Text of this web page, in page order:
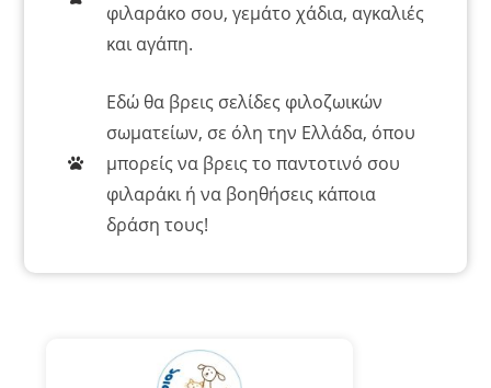
φιλαράκο σου, γεμάτο χάδια, αγκαλιές
και αγάπη.
Εδώ θα βρεις σελίδες φιλοζωικών
σωματείων, σε όλη την Ελλάδα, όπου
μπορείς να βρεις το παντοτινό σου
φιλαράκι ή να βοηθήσεις κάποια
δράση τους!